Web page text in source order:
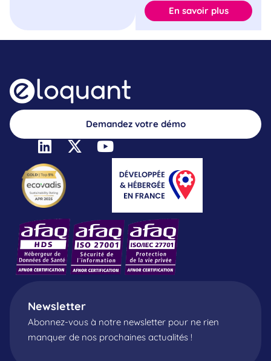
En savoir plus
Demandez votre démo
Newsletter
Abonnez-vous à notre newsletter pour ne rien
manquer de nos prochaines actualités !